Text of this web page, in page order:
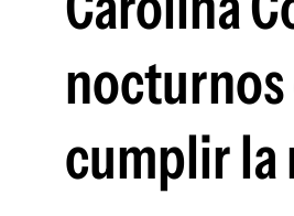
nocturnos
cumplir